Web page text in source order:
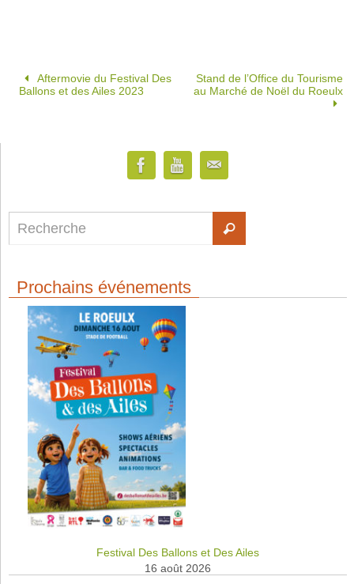
Aftermovie du Festival Des
Ballons et des Ailes 2023
Stand de l’Office du Tourisme
au Marché de Noël du Roeulx
Prochains événements
Festival Des Ballons et Des Ailes
16 août 2026